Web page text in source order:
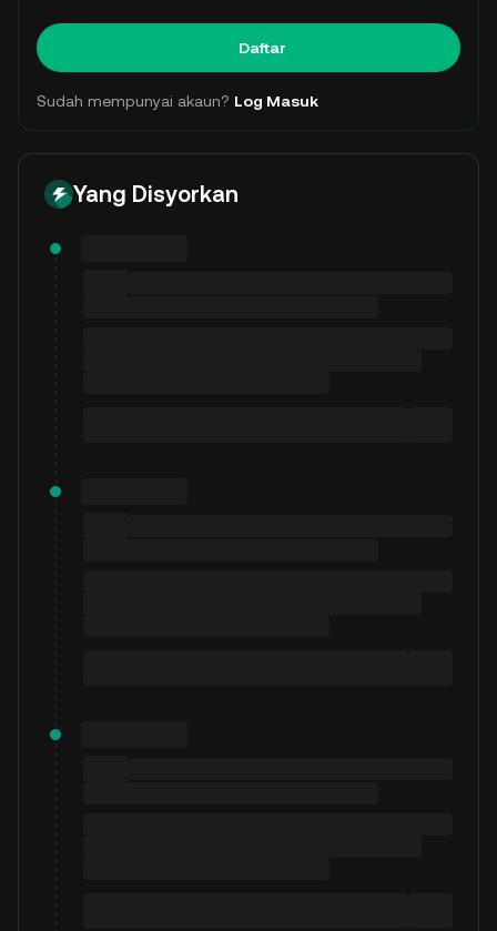
Daftar
Sudah mempunyai akaun? Log Masuk
Yang Disyorkan